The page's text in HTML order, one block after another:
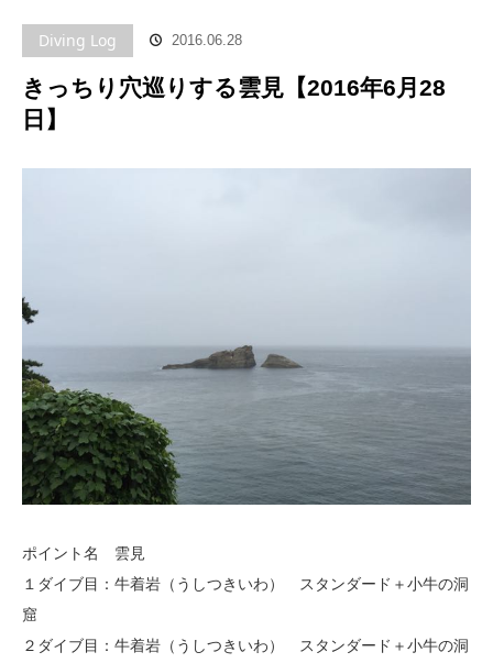
Diving Log 2016.06.28
きっちり穴巡りする雲見【2016年6月28
日】
ポイント名 雲見
１ダイブ目：牛着岩（うしつきいわ） スタンダード＋小牛の洞
窟
２ダイブ目：牛着岩（うしつきいわ） スタンダード＋小牛の洞